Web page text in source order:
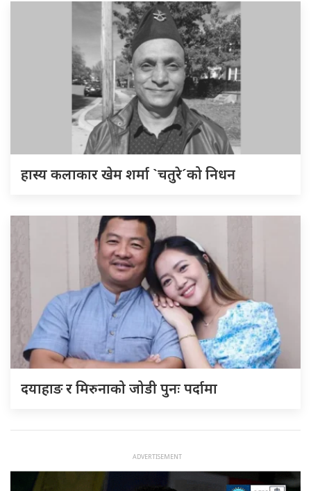
हास्य कलाकार खेम शर्मा `चतुरे´को निधन
दयाहाङ र मिरुनाको जोडी पुनः पर्दामा